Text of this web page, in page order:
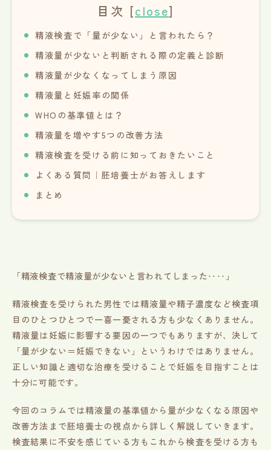
目次 [close]
精液検査で「量が少ない」と言われたら？
精液量が少ないと判断される際の定義と診断
精液量が少なくなってしまう原因
精液量と妊娠率の関係
WHOの基準値とは？
精液量を増やす5つの改善方法
精液検査を受ける前に知っておきたいこと
よくある質問｜胚培養士がお答えします
まとめ
「精液検査で精液量が少ないと言われてしまった‥‥」
精液検査を受けられた男性では精液量や精子濃度など検査項
目のひとつひとつで一喜一憂される方も少なくありません。
精液量は妊娠に影響する要因の一つでもありますが、決して
「量が少ない＝妊娠できない」というわけではありません。
正しい知識と適切な治療を受けることで妊娠を目指すことは
十分に可能です。
今回のコラムでは精液量の基準値から量が少なくなる原因や
改善方法まで胚培養士の視点から詳しく解説していきます。
検査結果に不安を感じている方もこれから検査を受ける方も